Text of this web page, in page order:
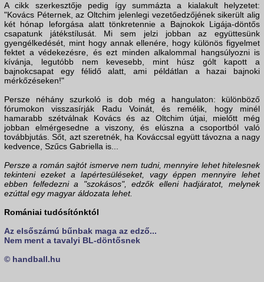
A cikk szerkesztője pedig így summázta a kialakult helyzetet:
"Kovács Péternek, az Oltchim jelenlegi vezetőedzőjének sikerült alig
két hónap leforgása alatt tönkretennie a Bajnokok Ligája-döntős
csapatunk játékstílusát. Mi sem jelzi jobban az együttesünk
gyengélkedését, mint hogy annak ellenére, hogy különös figyelmet
fektet a védekezésre, és ezt minden alkalommal hangsúlyozni is
kívánja, legutóbb nem kevesebb, mint húsz gólt kapott a
bajnokcsapat egy félidő alatt, ami példátlan a hazai bajnoki
mérkőzéseken!"
Persze néhány szurkoló is dob még a hangulaton: különböző
fórumokon visszasírják Radu Voinát, és remélik, hogy minél
hamarabb szétválnak Kovács és az Oltchim útjai, mielőtt még
jobban elmérgesedne a viszony, és elúszna a csoportból való
továbbjutás. Sőt, azt szeretnék, ha Kováccsal együtt távozna a nagy
kedvence, Szűcs Gabriella is...
Persze a román sajtót ismerve nem tudni, mennyire lehet hitelesnek
tekinteni ezeket a lapértesüléseket, vagy éppen mennyire lehet
ebben felfedezni a "szokásos", edzők elleni hadjáratot, melynek
ezúttal egy magyar áldozata lehet.
Romániai tudósítónktól
Az elsőszámú bűnbak maga az edző...
Nem ment a tavalyi BL-döntősnek
© handball.hu